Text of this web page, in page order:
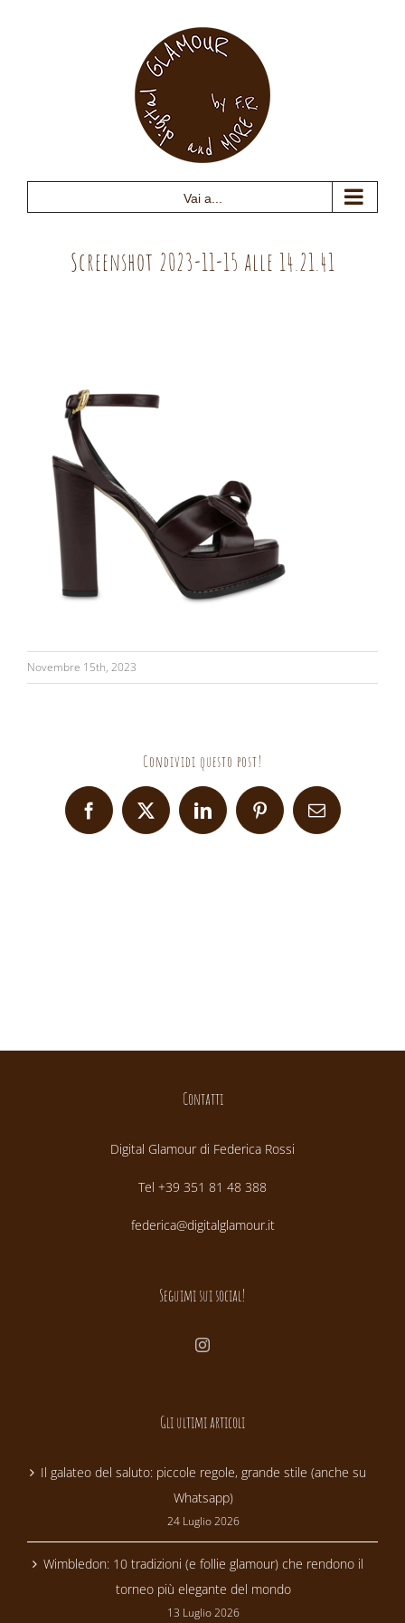
Vai a...
Screenshot 2023-11-15 alle 14.21.41
Novembre 15th, 2023
Condividi questo post!
Facebook
X LinkedInPinterestEmail
Contatti
Digital Glamour di Federica Rossi
Tel +39 351 81 48 388
federica@digitalglamour.it
Seguimi sui social!
Gli ultimi articoli
Il galateo del saluto: piccole regole, grande stile (anche su
Whatsapp)
24 Luglio 2026
Wimbledon: 10 tradizioni (e follie glamour) che rendono il
torneo più elegante del mondo
13 Luglio 2026